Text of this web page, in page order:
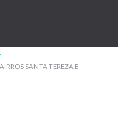
SANTA TEREZA E